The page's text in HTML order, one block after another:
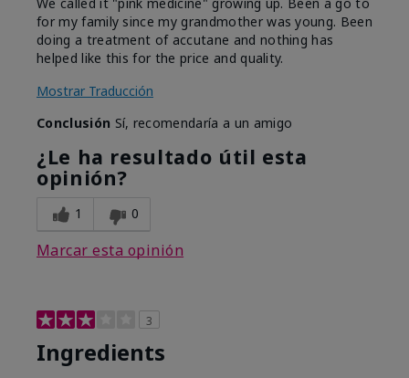
for my family since my grandmother was young. Been
doing a treatment of accutane and nothing has
helped like this for the price and quality.
Mostrar Traducción
Conclusión Sí, recomendaría a un amigo
¿Le ha resultado útil esta
opinión?
1 0
Marcar esta opinión
3
Ingredients